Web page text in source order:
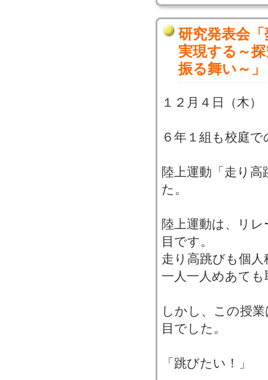
研究発表会
実現する～
振る舞い～
１２月４日（木）
６年１組も校庭
陸上運動「走り
た。
陸上運動は、リ
目です。
走り高跳びも個人
一人一人めあて
しかし、この授
目でした。
「跳びたい！」